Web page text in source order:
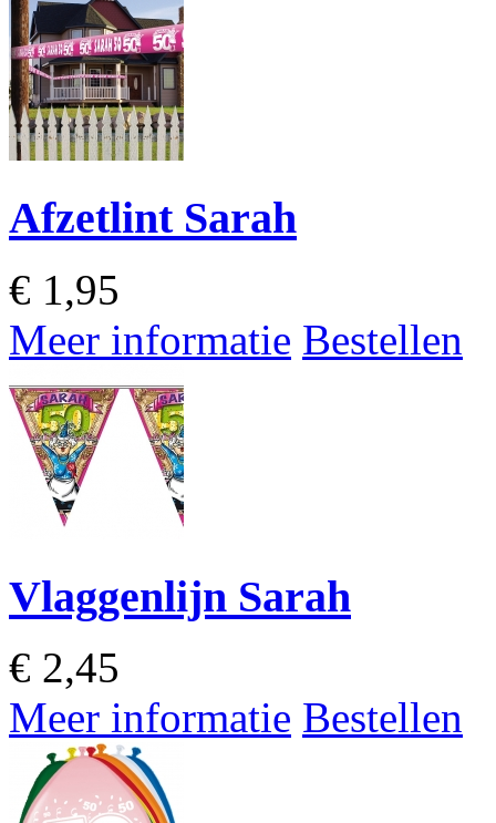
Afzetlint Sarah
€ 1,95
Meer informatie Bestellen
Vlaggenlijn Sarah
€ 2,45
Meer informatie Bestellen